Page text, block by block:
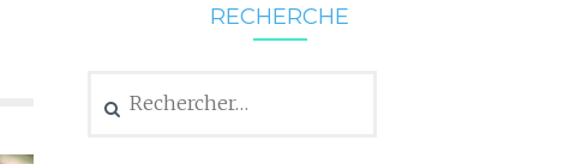
RECHERCHE